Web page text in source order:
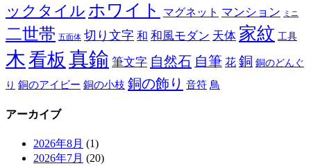
ックタイル ホワイト マグネット マンション ミニ
二世帯 五面体 切り文字 和 和風モダン 天体 家紋 工具
木看板 真鍮 筆文字 自然石 自筆 花 銅 銅のどんぐ
り 銅のアイビー 銅の小枝 銅の飾り 音符 鳥
アーカイブ
2026年8月 (1)
2026年7月 (20)